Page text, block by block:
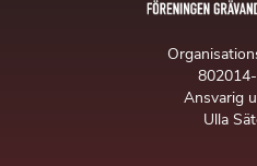
Ansvarig
Ulla